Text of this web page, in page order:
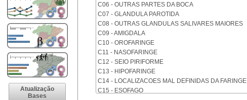
Atualização
Bases
C06 - OUTRAS PARTES DA BOCA
C07 - GLANDULA PAROTIDA
C08 - OUTRAS GLANDULAS SALIVARES MAIORES
C09 - AMIGDALA
C10 - OROFARINGE
C11 - NASOFARINGE
C12 - SEIO PIRIFORME
C13 - HIPOFARINGE
C14 - LOCALIZACOES MAL DEFINIDAS DA FARINGE
C15 - ESOFAGO